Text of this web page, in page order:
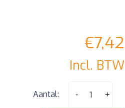
€7,42
Incl. BTW
Aantal: - +